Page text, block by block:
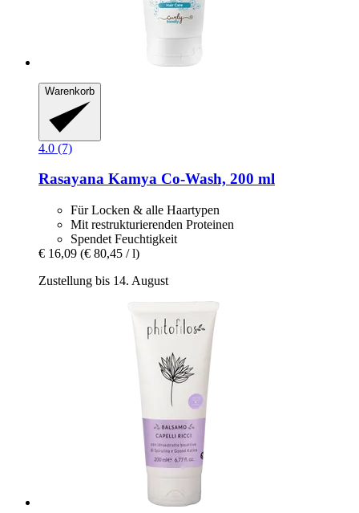
Warenkorb
4.0 (7)
Rasayana Kamya Co-​Wash, 200 ml
Für Locken & alle Haartypen
Mit restrukturierenden Proteinen
Spendet Feuchtigkeit
€ 16,09 (€ 80,45 / l)
Zustellung bis 14. August